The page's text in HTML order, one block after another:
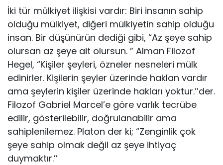
İki tür mülkiyet ilişkisi vardır: Biri insanın sahip
olduğu mülkiyet, diğeri mülkiyetin sahip olduğu
insan. Bir düşünürün dediği gibi, “Az şeye sahip
olursan az şeye ait olursun. ” Alman Filozof
Hegel, “Kişiler şeyleri, özneler nesneleri mülk
edinirler. Kişilerin şeyler üzerinde haklan vardır
ama şeylerin kişiler üzerinde hakları yoktur.’’der.
Filozof Gabriel Marcel’e göre varlık tecrübe
edilir, gösterilebilir, doğrulanabilir ama
sahiplenilemez. Platon der ki; “Zenginlik çok
şeye sahip olmak değil az şeye ihtiyaç
duymaktır.’’